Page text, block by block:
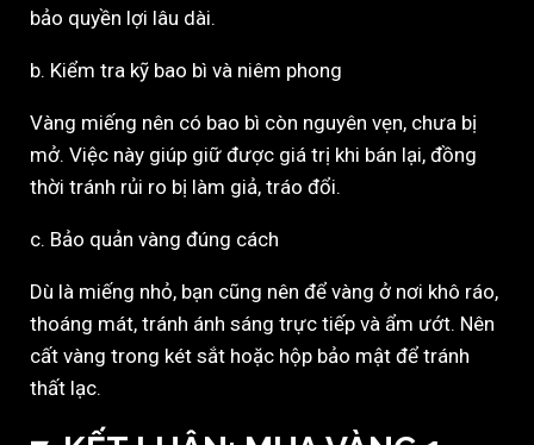
bảo quyền lợi lâu dài.
b. Kiểm tra kỹ bao bì và niêm phong
Vàng miếng nên có bao bì còn nguyên vẹn, chưa bị
mở. Việc này giúp giữ được giá trị khi bán lại, đồng
thời tránh rủi ro bị làm giả, tráo đổi.
c. Bảo quản vàng đúng cách
Dù là miếng nhỏ, bạn cũng nên để vàng ở nơi khô ráo,
thoáng mát, tránh ánh sáng trực tiếp và ẩm ướt. Nên
cất vàng trong két sắt hoặc hộp bảo mật để tránh
thất lạc.